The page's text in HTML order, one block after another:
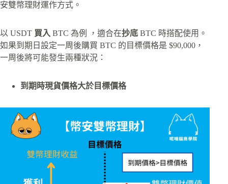
安雙幣理財運作方式。
以 USDT 買入 BTC 為例 ，適合在抄底 BTC 時搭配使用。
如果到期日設定一周後購買 BTC 的目標價格是 $90,000，
一周後將可能發生兩種狀況：
到期時現貨價格大於目標價格